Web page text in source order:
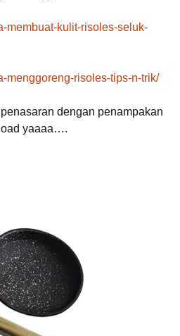
membuat-kulit-risoles-seluk-
menggoreng-risoles-tips-n-trik/
dengan penampakan
yaaaa….